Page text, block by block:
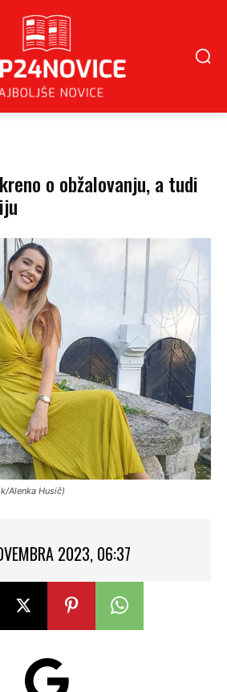
o obžalovanju, a tudi
Alenka Husič)
2023, 06:37